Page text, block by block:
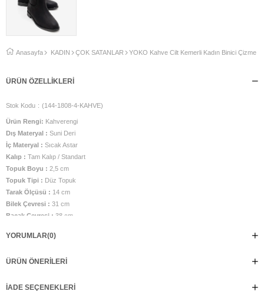
Anasayfa KADIN ÇOK SATANLAR YOKO Kahve Cilt Kemerli Kadın Binici Çizme
ÜRÜN ÖZELLIKLERI
Stok Kodu (144-1808-4-KAHVE)
Ürün Rengi: Kahverengi
Dış Materyal : Suni Deri
İç Materyal : Sıcak Astar
Kalıp : Tam Kalıp / Standart
Topuk Boyu : 2,5 cm
Topuk Tipi : Düz Topuk
Tarak Ölçüsü : 14 cm
Bilek Çevresi : 31 cm
Bacak Çevresi : 38 cm
İç Taban Ölçüsü :
Üretim Yeri :Türkiye
verilmiştir. Fermuarsız çekme modeldir.
YORUMLAR(0)
ÜRÜN ÖNERILERI
İADE SEÇENEKLERI